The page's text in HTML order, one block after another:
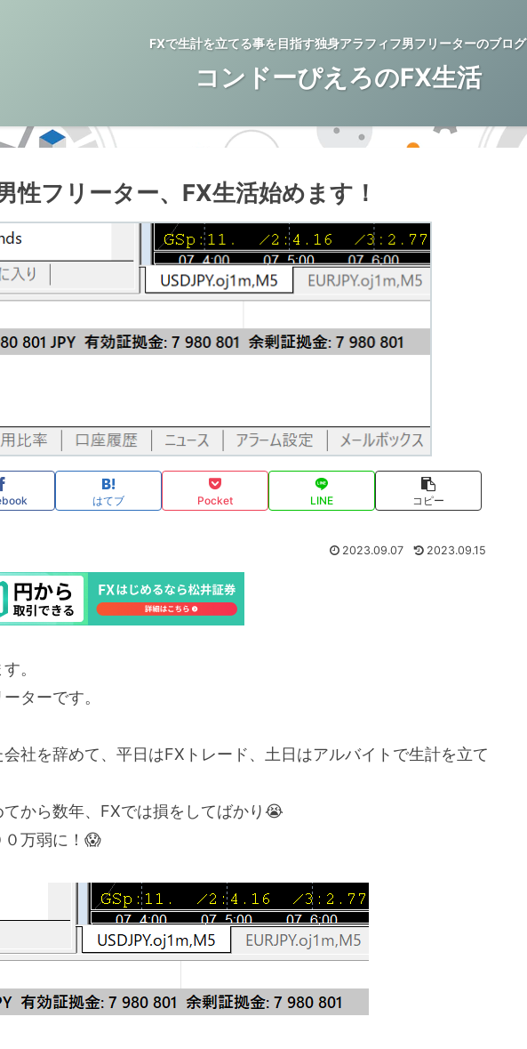
FXで生計を立てる事を目指す独身アラフィフ男フリーターのブログ
コンドーぴえろのFX生活
性フリーター、FX生活始めます！
はてブ Pocket LINE コピー
2023.09.07 2023.09.15
。
ターです。
社を辞めて、平日はFXトレード、土日はアルバイトで生計を立て
てから数年、FXでは損をしてばかり😭
０万弱に！😱